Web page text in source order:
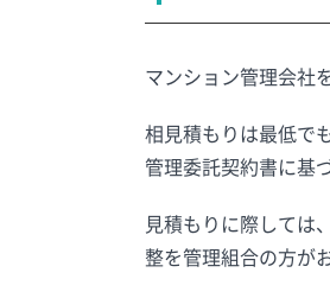
マンション管理会社
相見積もりは最低で
管理委託契約書に基
見積もりに際しては
整を管理組合の方が